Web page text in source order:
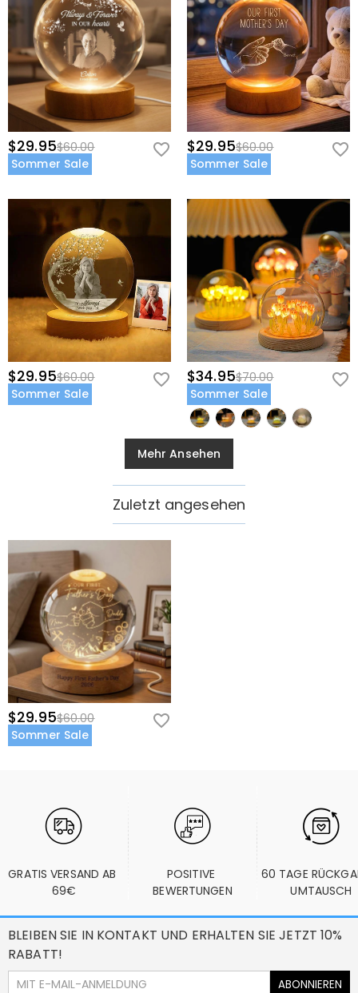
$29.95$60.00
Sommer Sale
$29.95$60.00
Sommer Sale
$29.95$60.00
Sommer Sale
$34.95$70.00
Sommer Sale
Mehr Ansehen
Zuletzt angesehen
$29.95$60.00
Sommer Sale
GRATIS VERSAND AB
69€
POSITIVE
BEWERTUNGEN
60 TAGE
UMTAUSCH
BLEIBEN SIE IN KONTAKT UND ERHALTEN SIE JETZT 10%
RABATT!
ABONNIEREN